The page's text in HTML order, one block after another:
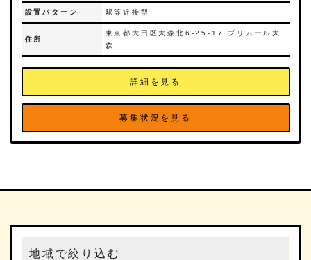
設置パターン 駅等近接型
住所
東京都大田区大森北6‐25-17 プリムール大
森
詳細を見る
募集状況を見る
地域で絞り込む